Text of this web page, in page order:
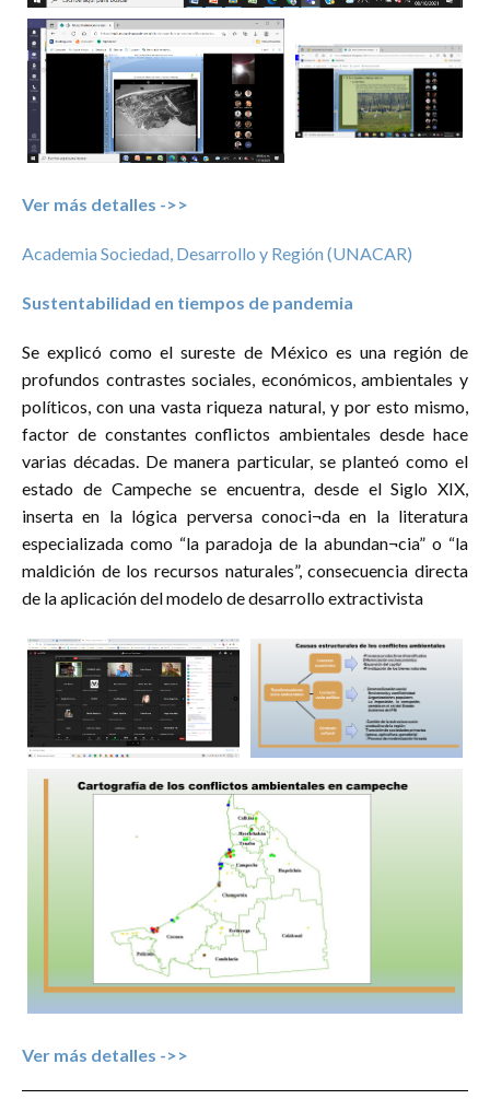
Administración pública
33
Antropología
77
Ciencia política
105
Ciencias jurídicas
29
Comunicación
Geografía
18
Historia
Relaciones internacionales
10
Sociología
179
Tabla 3. Tipos de actividades registradas
Tipo de actividad
Ceremonia
1
Charla informativa-educativa
8
Ciclo de conferencias
Cine-debate
1
Coloquio
Conferencia
Conferencia Magistral
5
Conversatorio
Diálogo académico
Encuentro
Encuentro de investigadoras en formación
Foro
5
Mesa de reflexión temática
Ver más detalles ->>
Academia Sociedad, Desarrollo y Región (UNACAR)
Sustentabilidad en tiempos de pandemia
Se explicó como el sureste de México es una región de
profundos contrastes sociales, económicos, ambientales y
políticos, con una vasta riqueza natural, y por esto mismo,
factor de constantes conflictos ambientales desde hace
varias décadas. De manera particular, se planteó como el
estado de Campeche se encuentra, desde el Siglo XIX,
inserta en la lógica perversa conoci¬da en la literatura
especializada como “la paradoja de la abundan¬cia” o “la
maldición de los recursos naturales”, consecuencia directa
de la aplicación del modelo de desarrollo extractivista
Ver más detalles ->>